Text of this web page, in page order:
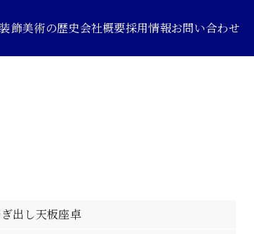
飾美術の歴史会社概要採用情報お問い合わせ
出し天板座卓